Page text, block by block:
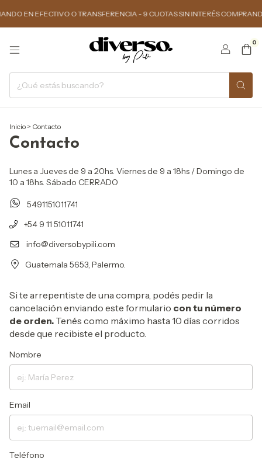
EN EFECTIVO O TRANSFERENCIA - 9 CUOTAS SIN INTERÉS
0
Inicio > Contacto
Contacto
Lunes a Jueves de 9 a 20hs. Viernes de 9 a 18hs / Domingo de
10 a 18hs. Sábado CERRADO
5491151011741
+54 9 11 51011741
info@diversobypili.com
Guatemala 5653, Palermo.
Si te arrepentiste de una compra, podés pedir la
cancelación enviando este formulario con tu número
de orden. Tenés como máximo hasta 10 días corridos
desde que recibiste el producto.
Nombre
Email
Teléfono